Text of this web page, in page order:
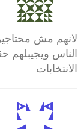
لانهم مش
الناس ويجيبلهم
الانتخابات